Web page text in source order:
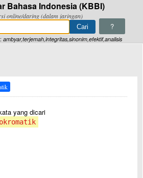
Bahasa Indonesia (KBBI)
online/daring (dalam jaringan)
?
ambyar,terjemah,integritas,sinonim,efektif,analisis
yang dicari